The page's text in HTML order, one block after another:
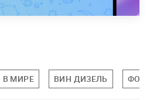
В МИРЕ ВИН ДИЗЕЛЬ